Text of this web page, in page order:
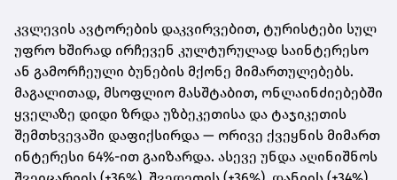
კვლევის ავტორების დაკვირვებით, ტურისტები სულ
უფრო ხშირად ირჩევენ კულტურულად საინტერესო
ან გამორჩეული ბუნების მქონე მიმართულებებს.
მაგალითად, მსოფლიო მასშტაბით, ონლაინძიებებში
ყველაზე დიდი ზრდა უზბეკეთისა და ტაჯიკეთის
შემთხვევაში დაფიქსირდა — ორივე ქვეყნის მიმართ
ინტერესი 64%-ით გაიზარდა. ასევე უნდა აღინიშნოს